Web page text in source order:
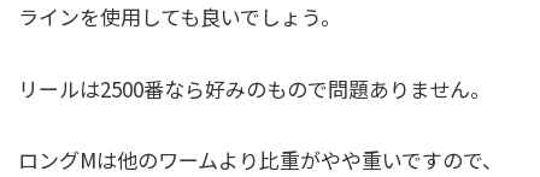
ラインを使用しても良いでしょう。
リールは2500番なら好みのもので問題ありません。
ロングMは他のワームより比重がやや重いですので、